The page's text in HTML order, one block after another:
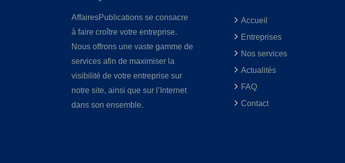
AffairesPublications se consacre
à faire croître votre entreprise.
Nous offrons une vaste gamme de
services afin de maximiser la
visibilité de votre entreprise sur
notre site, ainsi que sur l’Internet
dans son ensemble.
Accueil
Entreprises
Nos services
Actualités
FAQ
Contact